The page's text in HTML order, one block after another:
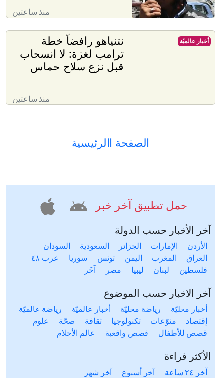
منذ ساعتين
نتنياهو رافضاً خطة
ترامب لغزة: لا انسحاب
قبل نزع سلاح حماس
منذ ساعتين
أخبار عالميّة
الصفحة االرئيسية
حمل تطبيق آخر خبر
آخر الأخبار حسب الدولة
الأردن الإمارات الجزائر السعودية
السودان
العراق
المغرب اليمن تونس سوريا
عرب ٤٨
فلسطين
لبنان ليبيا مصر آخَر
آخر الاخبار حسب الموضوع
أخبار محليّة رياضة محليّة أخبار عالميّة
رياضة عالميّة
إقتصاد
منوّعات تكنولوجيا ثقافة صحّة
علوم
قصص للأطفال
قصص واقعية عالم الأحلام
الأكثر قراءة
آخر ٢٤ ساعة آخر أسبوع آخر شهر